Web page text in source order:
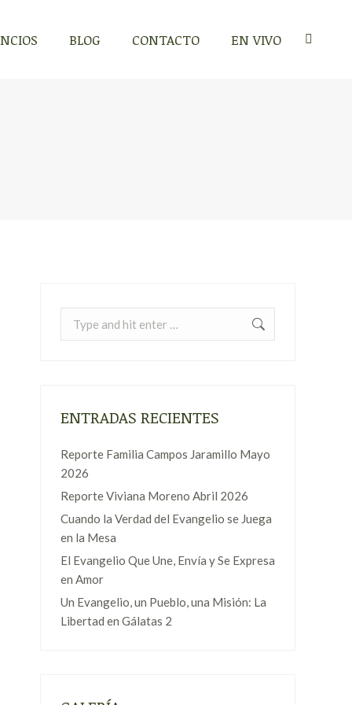
BLOG CONTACTO EN VIVO Search:
ENTRADAS RECIENTES
Reporte Familia Campos Jaramillo Mayo
2026
Reporte Viviana Moreno Abril 2026
Cuando la Verdad del Evangelio se Juega
en la Mesa
El Evangelio Que Une, Envía y Se Expresa
en Amor
Un Evangelio, un Pueblo, una Misión: La
Libertad en Gálatas 2